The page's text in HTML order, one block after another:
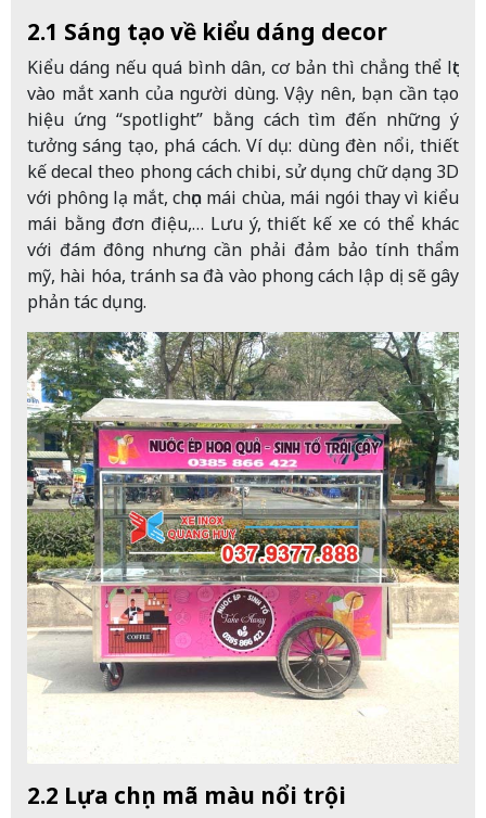
2.1 Sáng tạo về kiểu dáng decor
Kiểu dáng nếu quá bình dân, cơ bản thì chẳng thể lọt
vào mắt xanh của người dùng. Vậy nên, bạn cần tạo
hiệu ứng “spotlight” bằng cách tìm đến những ý
tưởng sáng tạo, phá cách. Ví dụ: dùng đèn nổi, thiết
kế decal theo phong cách chibi, sử dụng chữ dạng 3D
với phông lạ mắt, chọn mái chùa, mái ngói thay vì kiểu
mái bằng đơn điệu,… Lưu ý, thiết kế xe có thể khác
với đám đông nhưng cần phải đảm bảo tính thẩm
mỹ, hài hóa, tránh sa đà vào phong cách lập dị sẽ gây
phản tác dụng.
2.2 Lựa chọn mã màu nổi trội